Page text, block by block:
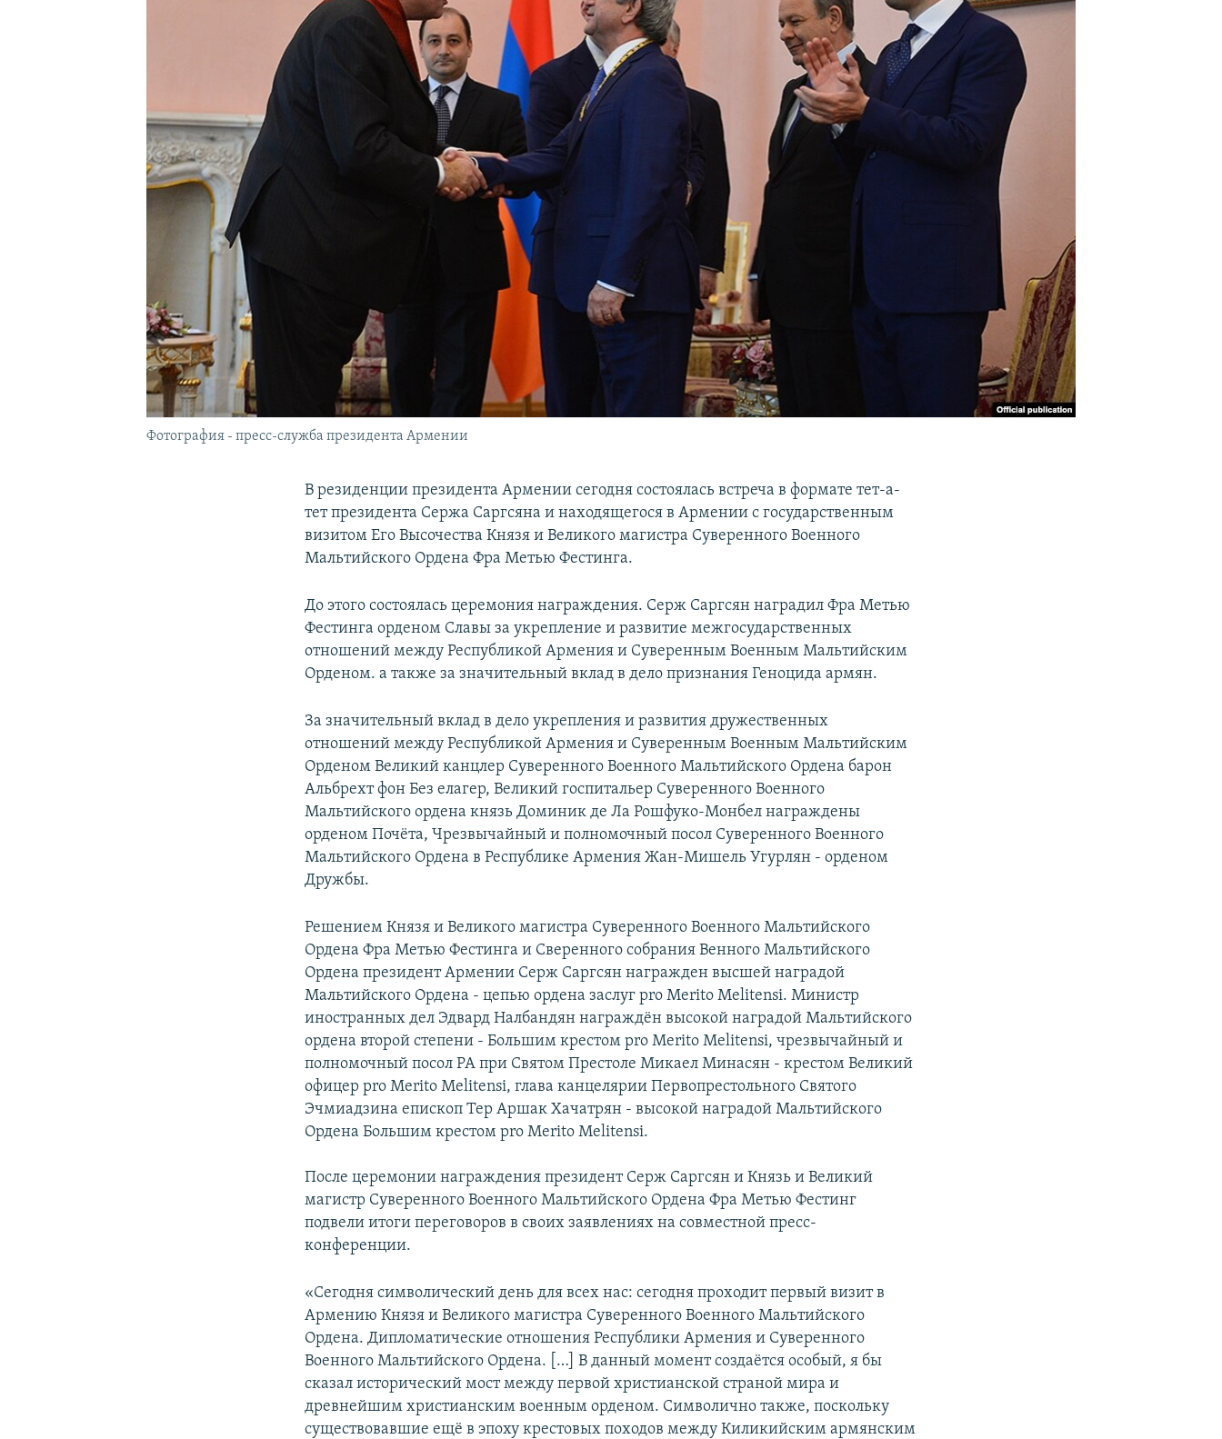
Фотография - пресс-служба президента Армении
В резиденции президента Армении сегодня состоялась встреча в формате тет-а-
тет президента Сержа Саргсяна и находящегося в Армении с государственным
визитом Его Высочества Князя и Великого магистра Суверенного Военного
Мальтийского Ордена Фра Метью Фестинга.
До этого состоялась церемония награждения. Серж Саргсян наградил Фра Метью
Фестинга орденом Славы за укрепление и развитие межгосударственных
отношений между Республикой Армения и Суверенным Военным Мальтийским
Орденом. а также за значительный вклад в дело признания Геноцида армян.
За значительный вклад в дело укрепления и развития дружественных
отношений между Республикой Армения и Суверенным Военным Мальтийским
Орденом Великий канцлер Суверенного Военного Мальтийского Ордена барон
Альбрехт фон Без елагер, Великий госпитальер Суверенного Военного
Мальтийского ордена князь Доминик де Ла Рошфуко-Монбел награждены
орденом Почёта, Чрезвычайный и полномочный посол Суверенного Военного
Мальтийского Ордена в Республике Армения Жан-Мишель Угурлян - орденом
Дружбы.
Решением Князя и Великого магистра Суверенного Военного Мальтийского
Ордена Фра Метью Фестинга и Сверенного собрания Венного Мальтийского
Ордена президент Армении Серж Саргсян награжден высшей наградой
Мальтийского Ордена - цепью ордена заслуг pro Merito Melitensi. Министр
иностранных дел Эдвард Налбандян награждён высокой наградой Мальтийского
ордена второй степени - Большим крестом pro Merito Melitensi, чрезвычайный и
полномочный посол РА при Святом Престоле Микаел Минасян - крестом Великий
офицер pro Merito Melitensi, глава канцелярии Первопрестольного Святого
Эчмиадзина епископ Тер Аршак Хачатрян - высокой наградой Мальтийского
Ордена Большим крестом pro Merito Melitensi.
После церемонии награждения президент Серж Саргсян и Князь и Великий
магистр Суверенного Военного Мальтийского Ордена Фра Метью Фестинг
подвели итоги переговоров в своих заявлениях на совместной пресс-
конференции.
«Сегодня символический день для всех нас: сегодня проходит первый визит в
Армению Князя и Великого магистра Суверенного Военного Мальтийского
Ордена. Дипломатические отношения Республики Армения и Суверенного
Военного Мальтийского Ордена. […] В данный момент создаётся особый, я бы
сказал исторический мост между первой христианской страной мира и
древнейшим христианским военным орденом. Символично также, поскольку
существовавшие ещё в эпоху крестовых походов между Киликийским армянским